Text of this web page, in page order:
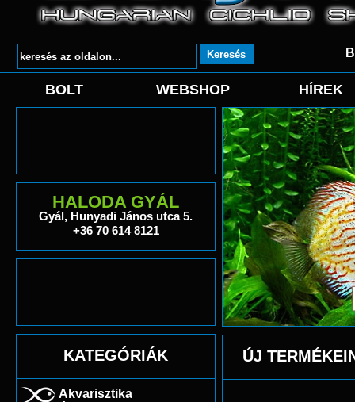
BOLT WEBSHOP HÍREK
HALODA GYÁL
Gyál, Hunyadi János utca 5.
+36 70 614 8121
KATEGÓRIÁK
Akvarisztika
ÚJ